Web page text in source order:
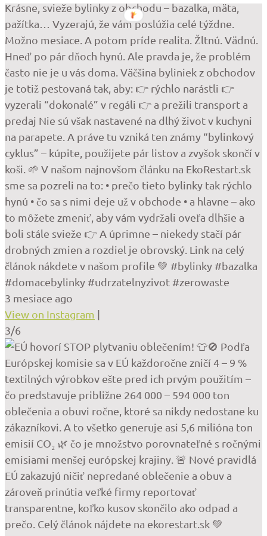
Krásne, svieže bylinky z obchodu – bazalka, mäta,
pažítka… Vyzerajú, že vám poslúžia celé týždne.
Možno mesiace. A potom príde realita. Žltnú. Vädnú.
Hneď po pár dňoch hynú. Ale pravda je, že problém
často nie je u vás doma. Väčšina byliniek z obchodov
je totiž pestovaná tak, aby: 👉 rýchlo narástli 👉
vyzerali “dokonalé” v regáli 👉 a prežili transport a
predaj Nie sú však nastavené na dlhý život v kuchyni
na parapete. A práve tu vzniká ten známy “bylinkový
cyklus” – kúpite, použijete pár listov a zvyšok skončí v
koši. 🌱 V našom najnovšom článku na EkoRestart.sk
sme sa pozreli na to: • prečo tieto bylinky tak rýchlo
hynú • čo sa s nimi deje už v obchode • a hlavne – ako
to môžete zmeniť, aby vám vydržali oveľa dlhšie a
boli stále svieže 👉 A úprimne – niekedy stačí pár
drobných zmien a rozdiel je obrovský. Link na celý
článok nákdete v našom profile 💚 #bylinky #bazalka
#domacebylinky #udrzatelnyzivot #zerowaste
3 mesiace ago
View on Instagram |
3/6